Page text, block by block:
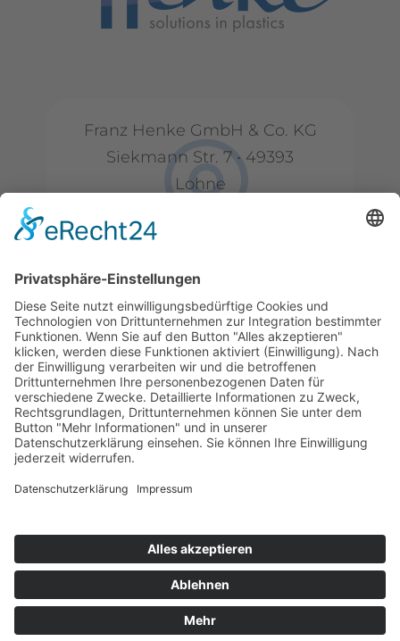
Franz Henke GmbH & Co. KG
Siekmann Str. 7 • 49393
Lohne
T+49 (0) 4442 9240-0
Minfo@henke-
kunststoffe.de
© 2026 Franz Henke GmbH & Co. KG
Impressum
Datenschutz
Hinweisgeberschutzgesetz